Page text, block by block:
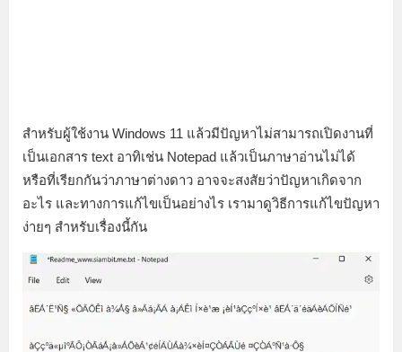
สำหรับผู้ใช้งาน Windows 11 แล้วมีปัญหาไม่สามารถเปิดงานที่
เป็นเอกสาร text อาทิเช่น Notepad แล้วเป็นภาษาอ่านไม่ได้
หรือที่เรียกกันว่าภาษาต่างดาว อาจจะสงสัยว่าปัญหาเกิดจาก
อะไร และทางการแก้ไขเป็นอย่างไร เรามาดูวิธีการแก้ไขปัญหา
ง่ายๆ สำหรับเรื่องนี้กัน